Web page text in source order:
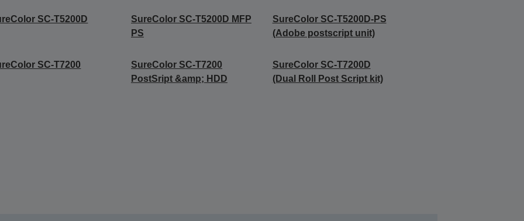
SC-T5200D
SureColor SC-T5200D MFP
PS
SureColor SC-T5200D-PS
(Adobe postscript unit)
SC-T7200
SureColor SC-T7200
PostSript &amp; HDD
SureColor SC-T7200D
(Dual Roll Post Script kit)